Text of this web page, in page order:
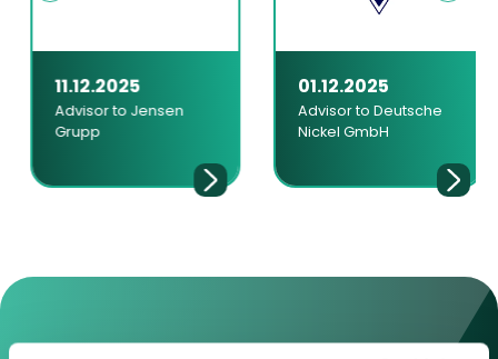
11.12.2025
Advisor to Jensen
Grupp
01.12.2025
Advisor to Deutsche
Nickel GmbH